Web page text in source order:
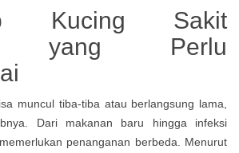
Kucing Sakit
yang Perlu
muncul tiba-tiba atau berlangsung lama,
Dari makanan baru hingga infeksi
penanganan berbeda. Menurut